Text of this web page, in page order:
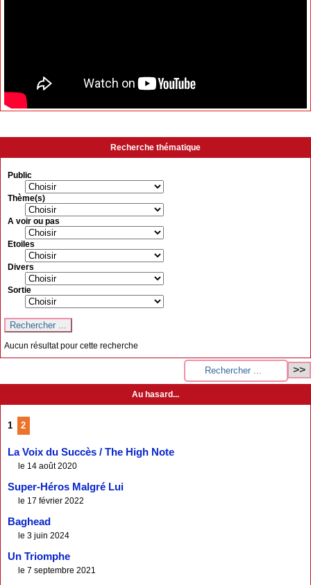
Recherche thématique
Public
Thème(s)
A voir ou pas
Etoiles
Divers
Sortie
Aucun résultat pour cette recherche
Au hasard...
1 2
La Voix du Succès / The High Note
le 14 août 2020
Super-Héros Malgré Lui
le 17 février 2022
Baghead
le 3 juin 2024
Un Triomphe
le 7 septembre 2021